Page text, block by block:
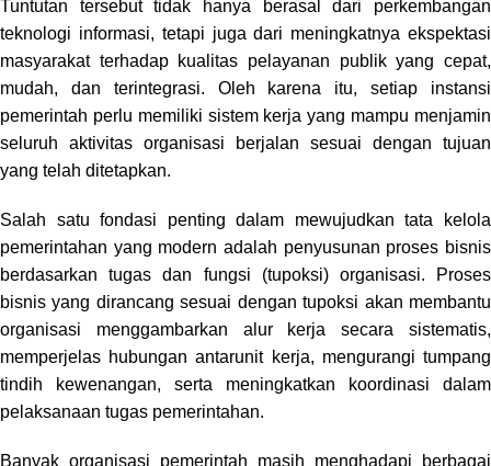
Tuntutan tersebut tidak hanya berasal dari perkembangan
teknologi informasi, tetapi juga dari meningkatnya ekspektasi
masyarakat terhadap kualitas pelayanan publik yang cepat,
mudah, dan terintegrasi. Oleh karena itu, setiap instansi
pemerintah perlu memiliki sistem kerja yang mampu menjamin
seluruh aktivitas organisasi berjalan sesuai dengan tujuan
yang telah ditetapkan.
Salah satu fondasi penting dalam mewujudkan tata kelola
pemerintahan yang modern adalah penyusunan proses bisnis
berdasarkan tugas dan fungsi (tupoksi) organisasi. Proses
bisnis yang dirancang sesuai dengan tupoksi akan membantu
organisasi menggambarkan alur kerja secara sistematis,
memperjelas hubungan antarunit kerja, mengurangi tumpang
tindih kewenangan, serta meningkatkan koordinasi dalam
pelaksanaan tugas pemerintahan.
Banyak organisasi pemerintah masih menghadapi berbagai